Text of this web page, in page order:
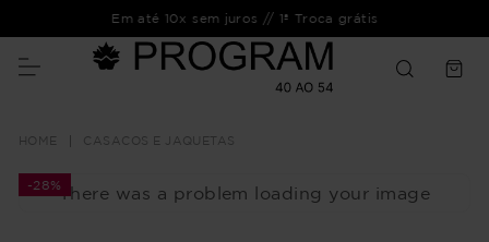
Em até 10x sem juros // 1ª Troca grátis
CASACOS E JAQUETAS
There was a problem loading your image
-28%